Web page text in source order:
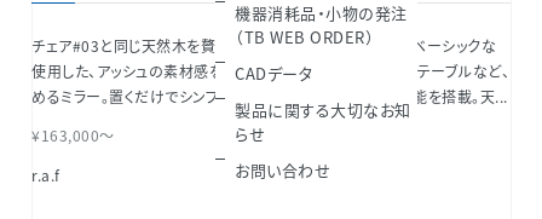
機器消耗品・小物の発注
（TB WEB ORDER）
CADデータ
製品に関する大切なお知
らせ
お問い合わせ
チェア#03と同じ天然木を贅沢に
使用した、アッシュの素材感を楽し
めるミラー。置くだけでシンプル...
¥163,000～
r.a.f
どんな空間にも合うベーシックな
作りに、引き出し式のテーブルなど、
快適性を考慮した機能を搭載。天...
THEIA Series